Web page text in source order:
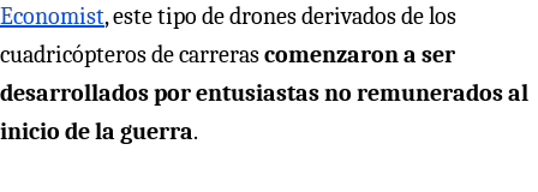
Economist, este tipo de drones derivados de los
cuadricópteros de carrerascomenzaron a ser
desarrollados por entusiastas no remunerados al
inicio de la guerra.